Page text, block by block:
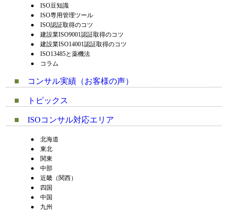
● ISO豆知識
● ISO専用管理ツール
● ISO認証取得のコツ
● 建設業ISO9001認証取得のコツ
● 建設業ISO14001認証取得のコツ
● ISO13485と薬機法
●
コラム
■ コンサル実績（お客様の声）
■ トピックス
■ ISOコンサル対応エリア
● 北海道
● 東北
● 関東
● 中部
● 近畿（関西）
● 四国
● 中国
● 九州